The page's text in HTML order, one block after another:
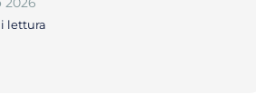
lettura